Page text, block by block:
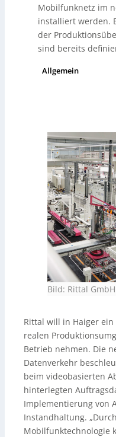
Mobilfunknetz im
installiert werden.
der
sind bereits
Allgemein
Bild: Rittal GmbH
Rittal will in Haiger
realen
Betrieb nehmen. Die
Datenverkehr
beim videobasierten
hinterlegten
Implementierung von
Instandhaltung.
Mobilfunktechnologie